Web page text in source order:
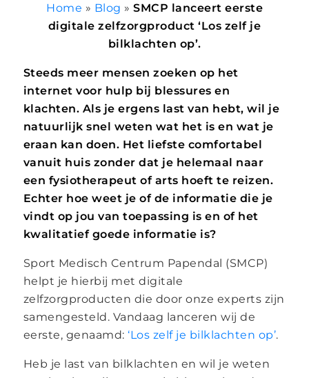
Home » Blog » SMCP lanceert eerste
digitale zelfzorgproduct ‘Los zelf je
bilklachten op’.
Steeds meer mensen zoeken op het
internet voor hulp bij blessures en
klachten. Als je ergens last van hebt, wil je
natuurlijk snel weten wat het is en wat je
eraan kan doen. Het liefste comfortabel
vanuit huis zonder dat je helemaal naar
een fysiotherapeut of arts hoeft te reizen.
Echter hoe weet je of de informatie die je
vindt op jou van toepassing is en of het
kwalitatief goede informatie is?
Sport Medisch Centrum Papendal (SMCP)
helpt je hierbij met digitale
zelfzorgproducten die door onze experts zijn
samengesteld. Vandaag lanceren wij de
eerste, genaamd: ‘Los zelf je bilklachten op’.
Heb je last van bilklachten en wil je weten